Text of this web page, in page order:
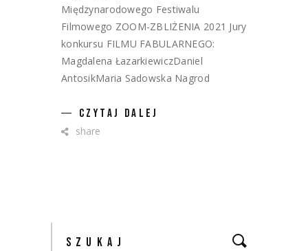
Międzynarodowego Festiwalu
Filmowego ZOOM-ZBLIŻENIA 2021 Jury
konkursu FILMU FABULARNEGO:
Magdalena ŁazarkiewiczDaniel
AntosikMaria Sadowska Nagrod
CZYTAJ DALEJ
share
Szukaj: